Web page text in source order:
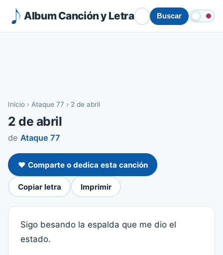
Album Canción y Letra Buscar
Inicio › Ataque 77 › 2 de abril
2 de abril
de Ataque 77
❤️ Comparte o dedica esta canción
Copiar letra Imprimir
Sigo besando la espalda que me dio el
estado.